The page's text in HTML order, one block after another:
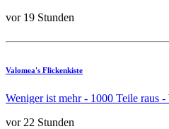
vor 19 Stunden
Valomea's Flickenkiste
Weniger ist mehr - 1000 Teile raus
vor 22 Stunden